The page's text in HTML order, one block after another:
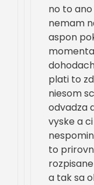
no to
nemam
aspon
plati to
niesom
odvadza
vyske a
to
a tak sa